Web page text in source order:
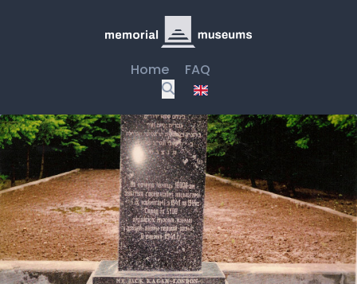
Home FAQ